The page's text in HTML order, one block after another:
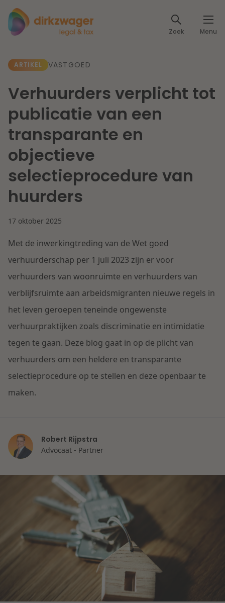
Zoek Menu
Expertises
Fiscaal
Arbeid & Pensioen
IT & Privacy
IE & Innovatie
Herstructurering & Insolventie
Energie
Zorg & Sociaal domein
Aansprakelijkheid & Verzekering
Onderwijs
Lees meer
Dichtbij een toekomstbestendige zorg
Dichtbij de kansen en uitdagingen in de
woningbouw
Lees meer
Artikelen
Klantcases
Events
Specialisten
Over ons
Over Dirkzwager
Internationale partners
Nieuws
Werken bij
Contact
Nederlands
ARTIKEL VASTGOED
Verhuurders verplicht tot
publicatie van een
transparante en
objectieve
selectieprocedure van
huurders
17 oktober 2025
Met de inwerkingtreding van de Wet goed
verhuurderschap per 1 juli 2023 zijn er voor
verhuurders van woonruimte en verhuurders van
verblijfsruimte aan arbeidsmigranten nieuwe regels in
het leven geroepen teneinde ongewenste
verhuurpraktijken zoals discriminatie en intimidatie
tegen te gaan. Deze blog gaat in op de plicht van
verhuurders om een heldere en transparante
selectieprocedure op te stellen en deze openbaar te
maken.
Robert Rijpstra
Advocaat - Partner